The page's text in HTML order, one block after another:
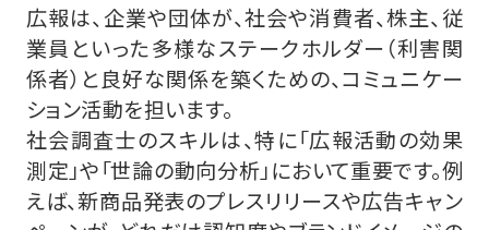
広報は、企業や団体が、社会や消費者、株主、従
業員といった多様なステークホルダー（利害関
係者）と良好な関係を築くための、コミュニケー
ション活動を担います。
社会調査士のスキルは、特に「広報活動の効果
測定」や「世論の動向分析」において重要です。例
えば、新商品発表のプレスリリースや広告キャン